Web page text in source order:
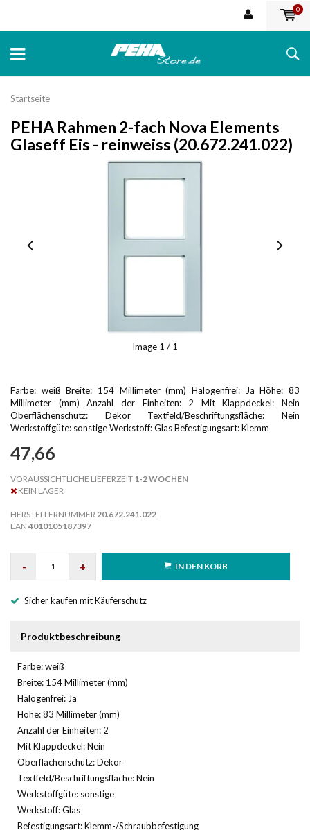
0
Startseite
PEHA Rahmen 2-fach Nova Elements
Glaseff Eis - reinweiss (20.672.241.022)
Image 1 / 1
Farbe: weiß Breite: 154 Millimeter (mm) Halogenfrei: Ja Höhe: 83
Millimeter (mm) Anzahl der Einheiten: 2 Mit Klappdeckel: Nein
Oberflächenschutz: Dekor Textfeld/Beschriftungsfläche: Nein
Werkstoffgüte: sonstige Werkstoff: Glas Befestigungsart: Klemm
47,66
VORAUSSICHTLICHE LIEFERZEIT 1-2 WOCHEN
KEIN LAGER
HERSTELLERNUMMER 20.672.241.022
EAN 4010105187397
- + IN DEN KORB
Sicher kaufen mit Käuferschutz
Produktbeschreibung
Farbe: weiß
Breite: 154 Millimeter (mm)
Halogenfrei: Ja
Höhe: 83 Millimeter (mm)
Anzahl der Einheiten: 2
Mit Klappdeckel: Nein
Oberflächenschutz: Dekor
Textfeld/Beschriftungsfläche: Nein
Werkstoffgüte: sonstige
Werkstoff: Glas
Befestigungsart: Klemm-/Schraubbefestigung